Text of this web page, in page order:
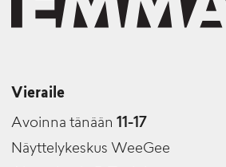
Vieraile
Avoinna tänään 11-17
Näyttelykeskus WeeGee